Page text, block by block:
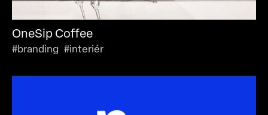
OneSip Coffee
#branding #interiér